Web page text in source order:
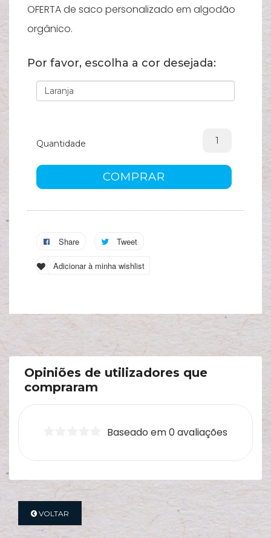
OFERTA de saco personalizado em algodão
orgânico.
Por favor, escolha a cor desejada:
Quantidade
COMPRAR
Share Tweet
Adicionar à minha wishlist
Opiniões de utilizadores que
compraram
Baseado em 0 avaliações
VOLTAR